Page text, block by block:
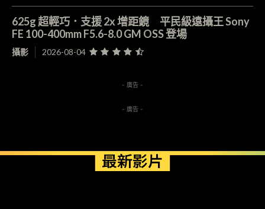
625g 超輕巧．支援 2x 增距鏡 平民級遠攝王 Sony
FE 100-400mm F5.6-8.0 GM OSS 登場
攝影 2026-08-04
- 廣告 -
- 廣告 -
最新影片